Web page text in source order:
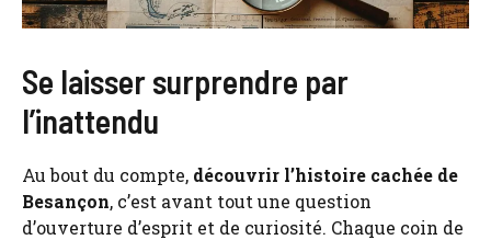
Se laisser surprendre par
l’inattendu
Au bout du compte, découvrir l’histoire cachée de
Besançon, c’est avant tout une question
d’ouverture d’esprit et de curiosité. Chaque coin de